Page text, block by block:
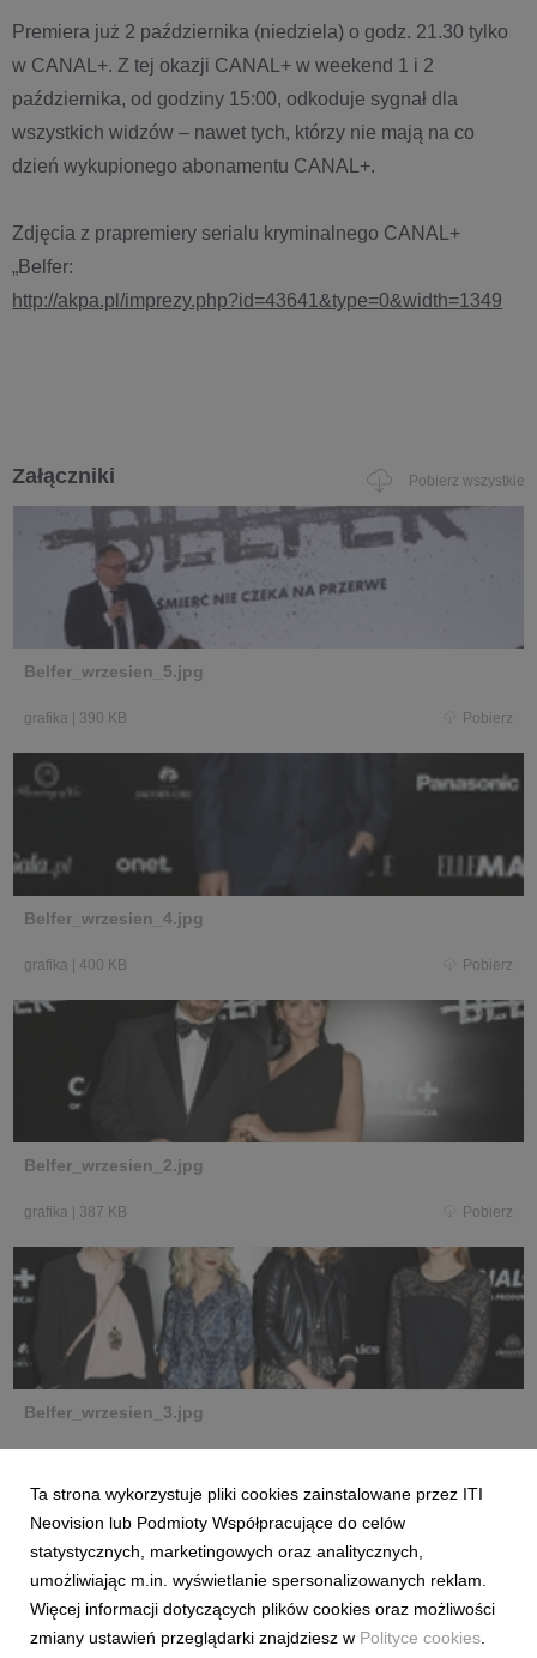
Premiera już 2 października (niedziela) o godz. 21.30 tylko
w CANAL+. Z tej okazji CANAL+ w weekend 1 i 2
października, od godziny 15:00, odkoduje sygnał dla
wszystkich widzów – nawet tych, którzy nie mają na co
dzień wykupionego abonamentu CANAL+.
Zdjęcia z prapremiery serialu kryminalnego CANAL+
„Belfer:
http://akpa.pl/imprezy.php?id=43641&type=0&width=1349
Załączniki Pobierz wszystkie
Belfer_wrzesien_5.jpg
grafika | 390 KB Pobierz
Belfer_wrzesien_4.jpg
grafika | 400 KB Pobierz
Belfer_wrzesien_2.jpg
grafika | 387 KB Pobierz
Belfer_wrzesien_3.jpg
Ta strona wykorzystuje pliki cookies zainstalowane przez ITI
Neovision lub Podmioty Współpracujące do celów
statystycznych, marketingowych oraz analitycznych,
umożliwiając m.in. wyświetlanie spersonalizowanych reklam.
Więcej informacji dotyczących plików cookies oraz możliwości
zmiany ustawień przeglądarki znajdziesz w Polityce cookies